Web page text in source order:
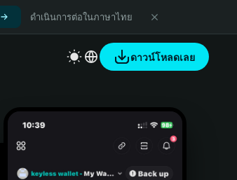
ดำเนินการต่อในภาษาไทย
ดาวน์โหลดเลย